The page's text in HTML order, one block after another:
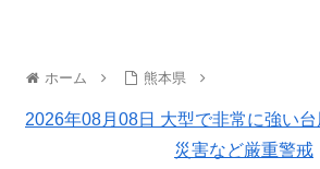
ホーム 熊本県
2026年08月08日 大型で非常に強い
災害など厳重警戒